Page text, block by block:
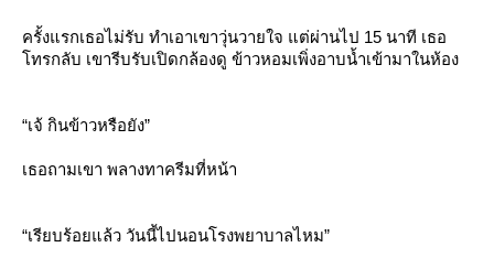
ครั้งแรกเธอไม่รับ ทำเอาเขาวุ่นวายใจ แต่ผ่านไป 15 นาที เธอ
ทรกลับ เขารีบรับเปิดกล้องดู ข้าวหอมเพิ่งอาบน้ำเข้ามาในห้อง
“เจ้ กินข้าวหรือยัง”
เธอถามเขา พลางทาครีมที่หน้า
“เรียบร้อยแล้ว วันนี้ไปนอนโรงพยาบาลไหม”